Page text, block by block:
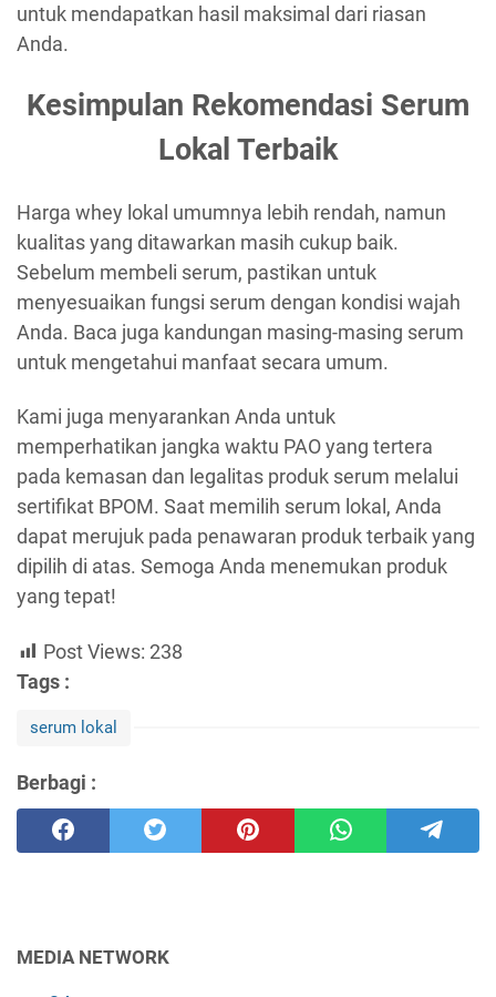
untuk mendapatkan hasil maksimal dari riasan
Anda.
Kesimpulan Rekomendasi Serum
Lokal Terbaik
Harga whey lokal umumnya lebih rendah, namun
kualitas yang ditawarkan masih cukup baik.
Sebelum membeli serum, pastikan untuk
menyesuaikan fungsi serum dengan kondisi wajah
Anda. Baca juga kandungan masing-masing serum
untuk mengetahui manfaat secara umum.
Kami juga menyarankan Anda untuk
memperhatikan jangka waktu PAO yang tertera
pada kemasan dan legalitas produk serum melalui
sertifikat BPOM. Saat memilih serum lokal, Anda
dapat merujuk pada penawaran produk terbaik yang
dipilih di atas. Semoga Anda menemukan produk
yang tepat!
Post Views: 238
Tags :
serum lokal
Berbagi :
MEDIA NETWORK